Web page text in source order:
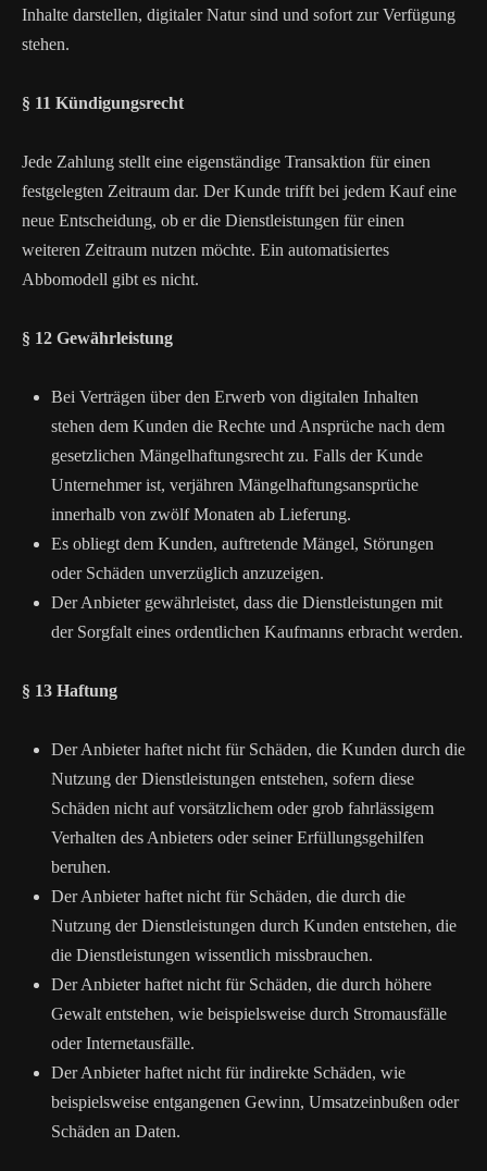
Inhalte darstellen, digitaler Natur sind und sofort zur Verfügung
stehen.
§ 11 Kündigungsrecht
Jede Zahlung stellt eine eigenständige Transaktion für einen
festgelegten Zeitraum dar. Der Kunde trifft bei jedem Kauf eine
neue Entscheidung, ob er die Dienstleistungen für einen
weiteren Zeitraum nutzen möchte. Ein automatisiertes
Abbomodell gibt es nicht.
§ 12 Gewährleistung
Bei Verträgen über den Erwerb von digitalen Inhalten
stehen dem Kunden die Rechte und Ansprüche nach dem
gesetzlichen Mängelhaftungsrecht zu. Falls der Kunde
Unternehmer ist, verjähren Mängelhaftungsansprüche
innerhalb von zwölf Monaten ab Lieferung.
Es obliegt dem Kunden, auftretende Mängel, Störungen
oder Schäden unverzüglich anzuzeigen.
Der Anbieter gewährleistet, dass die Dienstleistungen mit
der Sorgfalt eines ordentlichen Kaufmanns erbracht werden.
§ 13 Haftung
Der Anbieter haftet nicht für Schäden, die Kunden durch die
Nutzung der Dienstleistungen entstehen, sofern diese
Schäden nicht auf vorsätzlichem oder grob fahrlässigem
Verhalten des Anbieters oder seiner Erfüllungsgehilfen
beruhen.
Der Anbieter haftet nicht für Schäden, die durch die
Nutzung der Dienstleistungen durch Kunden entstehen, die
die Dienstleistungen wissentlich missbrauchen.
Der Anbieter haftet nicht für Schäden, die durch höhere
Gewalt entstehen, wie beispielsweise durch Stromausfälle
oder Internetausfälle.
Der Anbieter haftet nicht für indirekte Schäden, wie
beispielsweise entgangenen Gewinn, Umsatzeinbußen oder
Schäden an Daten.